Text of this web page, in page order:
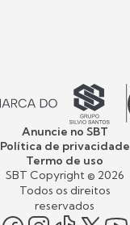
Anuncie no SBT
Política de privacidade
Termo de uso
SBT Copyright © 2026
Todos os direitos
reservados